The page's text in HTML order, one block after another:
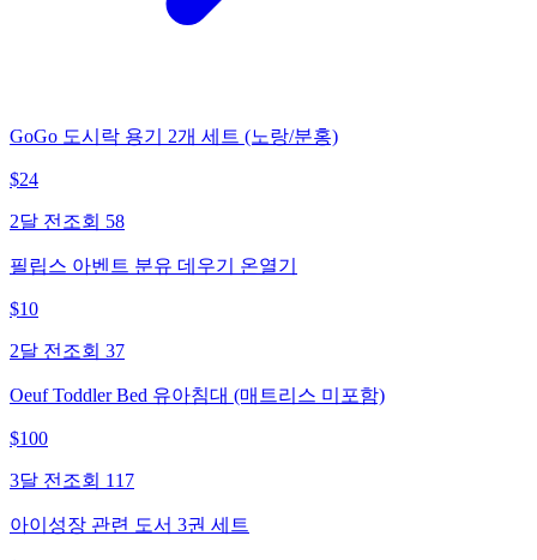
GoGo 도시락 용기 2개 세트 (노랑/분홍)
$24
2달 전 조회 58
필립스 아벤트 분유 데우기 온열기
$10
2달 전 조회 37
Oeuf Toddler Bed 유아침대 (매트리스 미포함)
$100
3달 전 조회 117
아이성장 관련 도서 3권 세트